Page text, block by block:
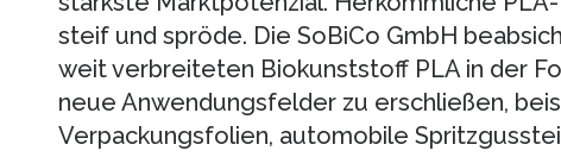
steif und spröde. Die SoBiCo GmbH
weit verbreiteten Biokunststoff PLA in der
neue Anwendungsfelder zu erschließen,
Verpackungsfolien, automobile